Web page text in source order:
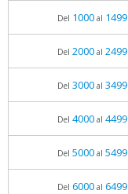
Del 1000al 1499
Del 2000al 2499
Del 3000al 3499
Del 4000al 4499
Del 5000al 5499
Del 6000al 6499